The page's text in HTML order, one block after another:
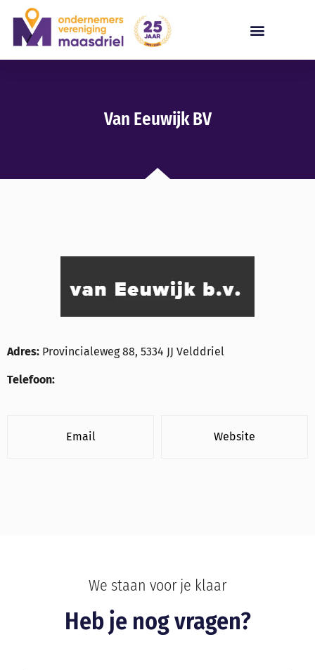
Van Eeuwijk BV
Adres: Provincialeweg 88, 5334 JJ Velddriel
Telefoon:
Email Website
We staan voor je klaar
Heb je nog vragen?